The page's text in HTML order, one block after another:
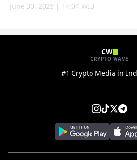
June 30, 2025 | 14:04 WIB
CW
CRYPTO WAVE
#1 Crypto Media in